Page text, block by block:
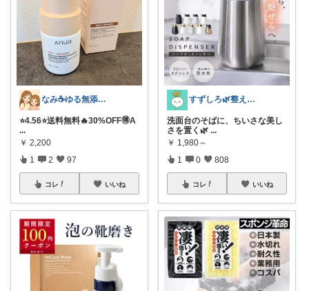
なみ☕ゆる無添加🌱5歳差姉妹
⭐️4.56⭐️送料無料🔥30%OFF🉐A
...
￥ 2,200
1 2 97
コレ いいね
すずしろ🌿整えながら、ゆるく暮らす
洗面台のそばに、ちいさな美し
さを置く🌿 ...
￥ 1,980～
1 0 808
コレ いいね